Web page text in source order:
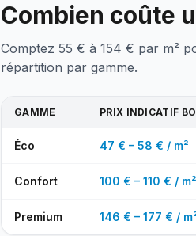
Combien coûte
Comptez 55 € à 154 € par m²
répartition par gamme.
GAMME PRIX INDICATIF
Éco 47 € – 58 € / m²
Confort 100 € – 110 € / m²
Premium 146 € – 177 € /